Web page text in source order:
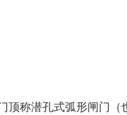
称潜孔式弧形闸门（